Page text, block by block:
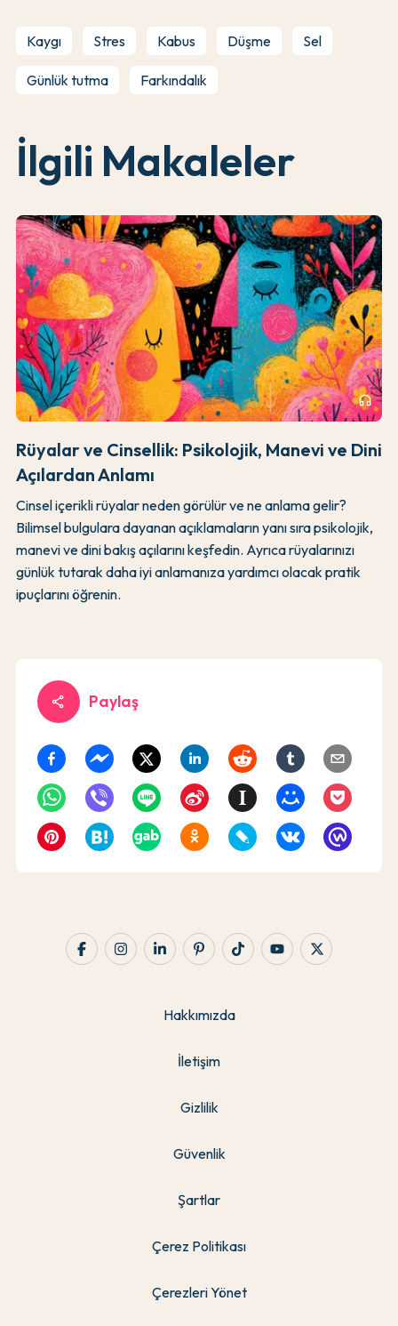
Kaygı Stres Kabus Düşme Sel
Günlük tutma Farkındalık
İlgili Makaleler
headphones
Rüyalar ve Cinsellik: Psikolojik, Manevi ve Dini
Açılardan Anlamı
Cinsel içerikli rüyalar neden görülür ve ne anlama gelir?
Bilimsel bulgulara dayanan açıklamaların yanı sıra psikolojik,
manevi ve dini bakış açılarını keşfedin. Ayrıca rüyalarınızı
günlük tutarak daha iyi anlamanıza yardımcı olacak pratik
ipuçlarını öğrenin.
share Paylaş
Hakkımızda
İletişim
Gizlilik
Güvenlik
Şartlar
Çerez Politikası
Çerezleri Yönet